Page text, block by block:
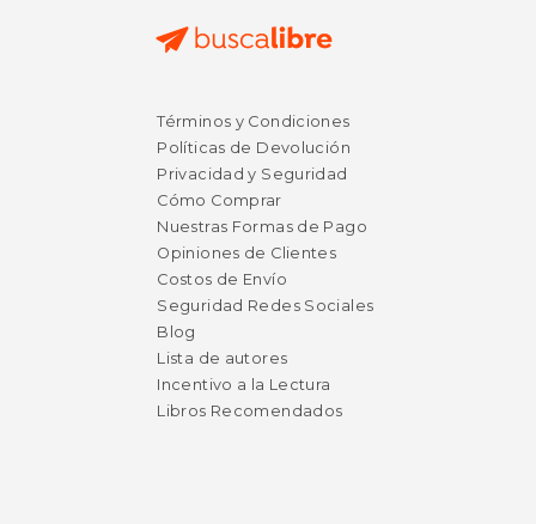
Términos y Condiciones
Políticas de Devolución
Privacidad y Seguridad
Cómo Comprar
Nuestras Formas de Pago
Opiniones de Clientes
Costos de Envío
Seguridad Redes Sociales
Blog
Lista de autores
Incentivo a la Lectura
Libros Recomendados